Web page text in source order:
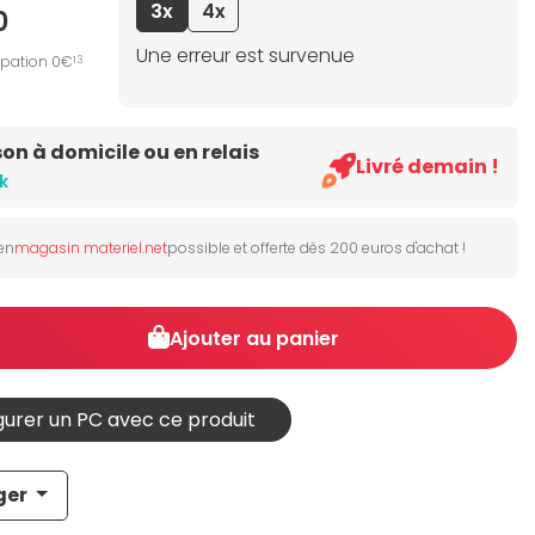
0€13
3x
4x
Une erreur est survenue
à domicile ou en relais
Livré demain !
magasin materiel.netpossible et offerte dès 200 euros d'achat !
Ajouter au panier
un PC avec ce produit